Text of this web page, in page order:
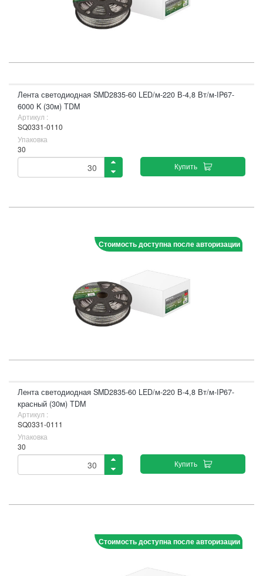
Лента светодиодная SMD2835-60 LED/м-220 В-4,8 Вт/м-IP67-
6000 K (30м) TDM
Артикул :
SQ0331-0110
Упаковка
30
Купить
Стоимость доступна после авторизации
Лента светодиодная SMD2835-60 LED/м-220 В-4,8 Вт/м-IP67-
красный (30м) TDM
Артикул :
SQ0331-0111
Упаковка
30
Купить
Стоимость доступна после авторизации